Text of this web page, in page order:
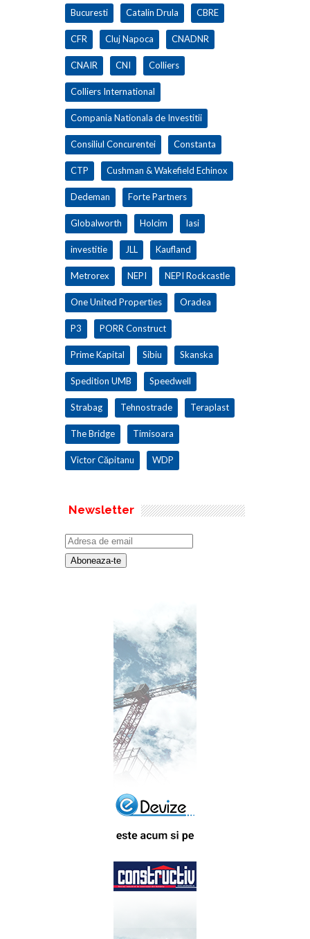
Bucuresti Catalin Drula CBRE
CFR Cluj Napoca CNADNR
CNAIR CNI Colliers
Colliers International
Compania Nationala de Investitii
Consiliul Concurentei Constanta
CTP Cushman & Wakefield Echinox
Dedeman Forte Partners
Globalworth Holcim Iasi
investitie JLL Kaufland
Metrorex NEPI NEPI Rockcastle
One United Properties Oradea
P3 PORR Construct
Prime Kapital Sibiu Skanska
Spedition UMB Speedwell
Strabag Tehnostrade Teraplast
The Bridge Timisoara
Victor Căpitanu WDP
Newsletter